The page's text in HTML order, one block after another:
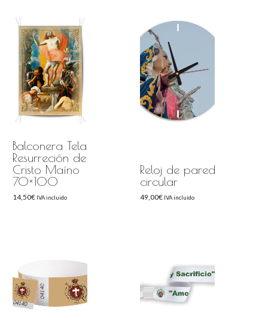
Balconera Tela
Resurreción de
Cristo Maíno
70×100
14,50€ IVA incluido
Reloj de pared
circular
49,00€ IVA incluido